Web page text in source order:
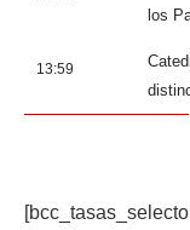
los
13:59